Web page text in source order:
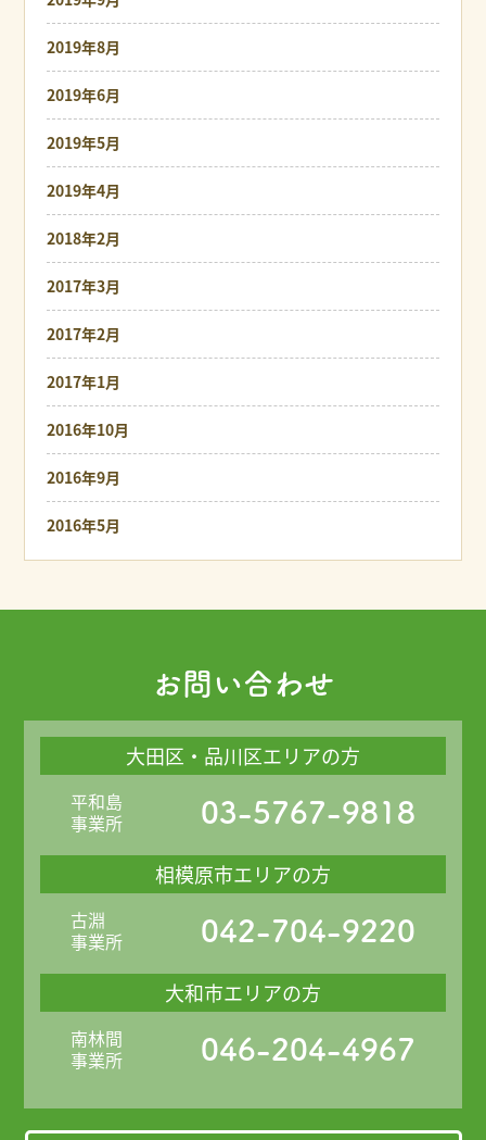
2019年8月
2019年6月
2019年5月
2019年4月
2018年2月
2017年3月
2017年2月
2017年1月
2016年10月
2016年9月
2016年5月
お問い合わせ
大田区・品川区エリアの方
平和島
事業所
03-5767-9818
相模原市エリアの方
古淵
事業所
042-704-9220
大和市エリアの方
南林間
事業所
046-204-4967